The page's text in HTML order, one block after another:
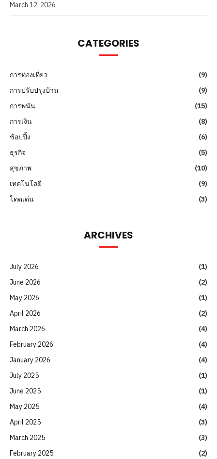
March 12, 2026
CATEGORIES
การท่องเที่ยว
(9)
การปรับปรุงบ้าน
(9)
การพนัน
(15)
การเงิน
(8)
ช้อปปิ้ง
(6)
ธุรกิจ
(5)
สุขภาพ
(10)
เทคโนโลยี
(9)
โดดเด่น
(3)
ARCHIVES
July 2026
(1)
June 2026
(2)
May 2026
(1)
April 2026
(2)
March 2026
(4)
February 2026
(4)
January 2026
(4)
July 2025
(1)
June 2025
(1)
May 2025
(4)
April 2025
(3)
March 2025
(3)
February 2025
(2)